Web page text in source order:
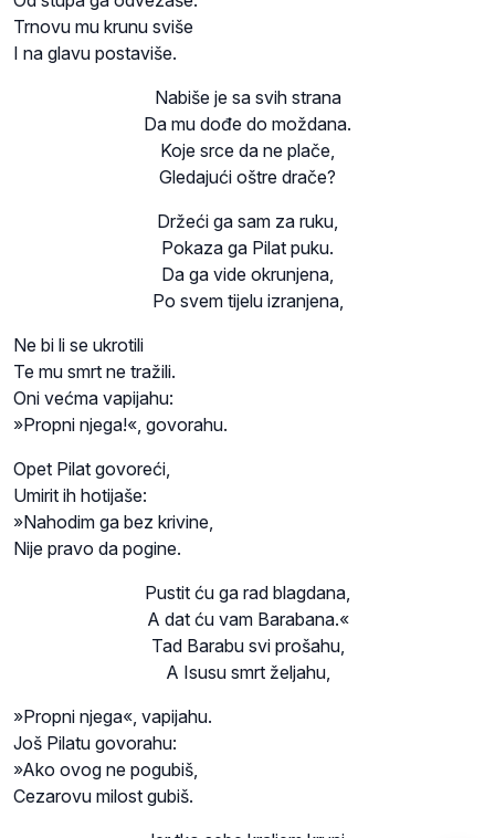
Trnovu mu krunu sviše
I na glavu postaviše.
Nabiše je sa svih strana
Da mu dođe do moždana.
Koje srce da ne plače,
Gledajući oštre drače?
Držeći ga sam za ruku,
Pokaza ga Pilat puku.
Da ga vide okrunjena,
Po svem tijelu izranjena,
Ne bi li se ukrotili
Te mu smrt ne tražili.
Oni većma vapijahu:
»Propni njega!«, govorahu.
Opet Pilat govoreći,
Umirit ih hotijaše:
»Nahodim ga bez krivine,
Nije pravo da pogine.
Pustit ću ga rad blagdana,
A dat ću vam Barabana.«
Tad Barabu svi prošahu,
A Isusu smrt željahu,
»Propni njega«, vapijahu.
Još Pilatu govorahu:
»Ako ovog ne pogubiš,
Cezarovu milost gubiš.